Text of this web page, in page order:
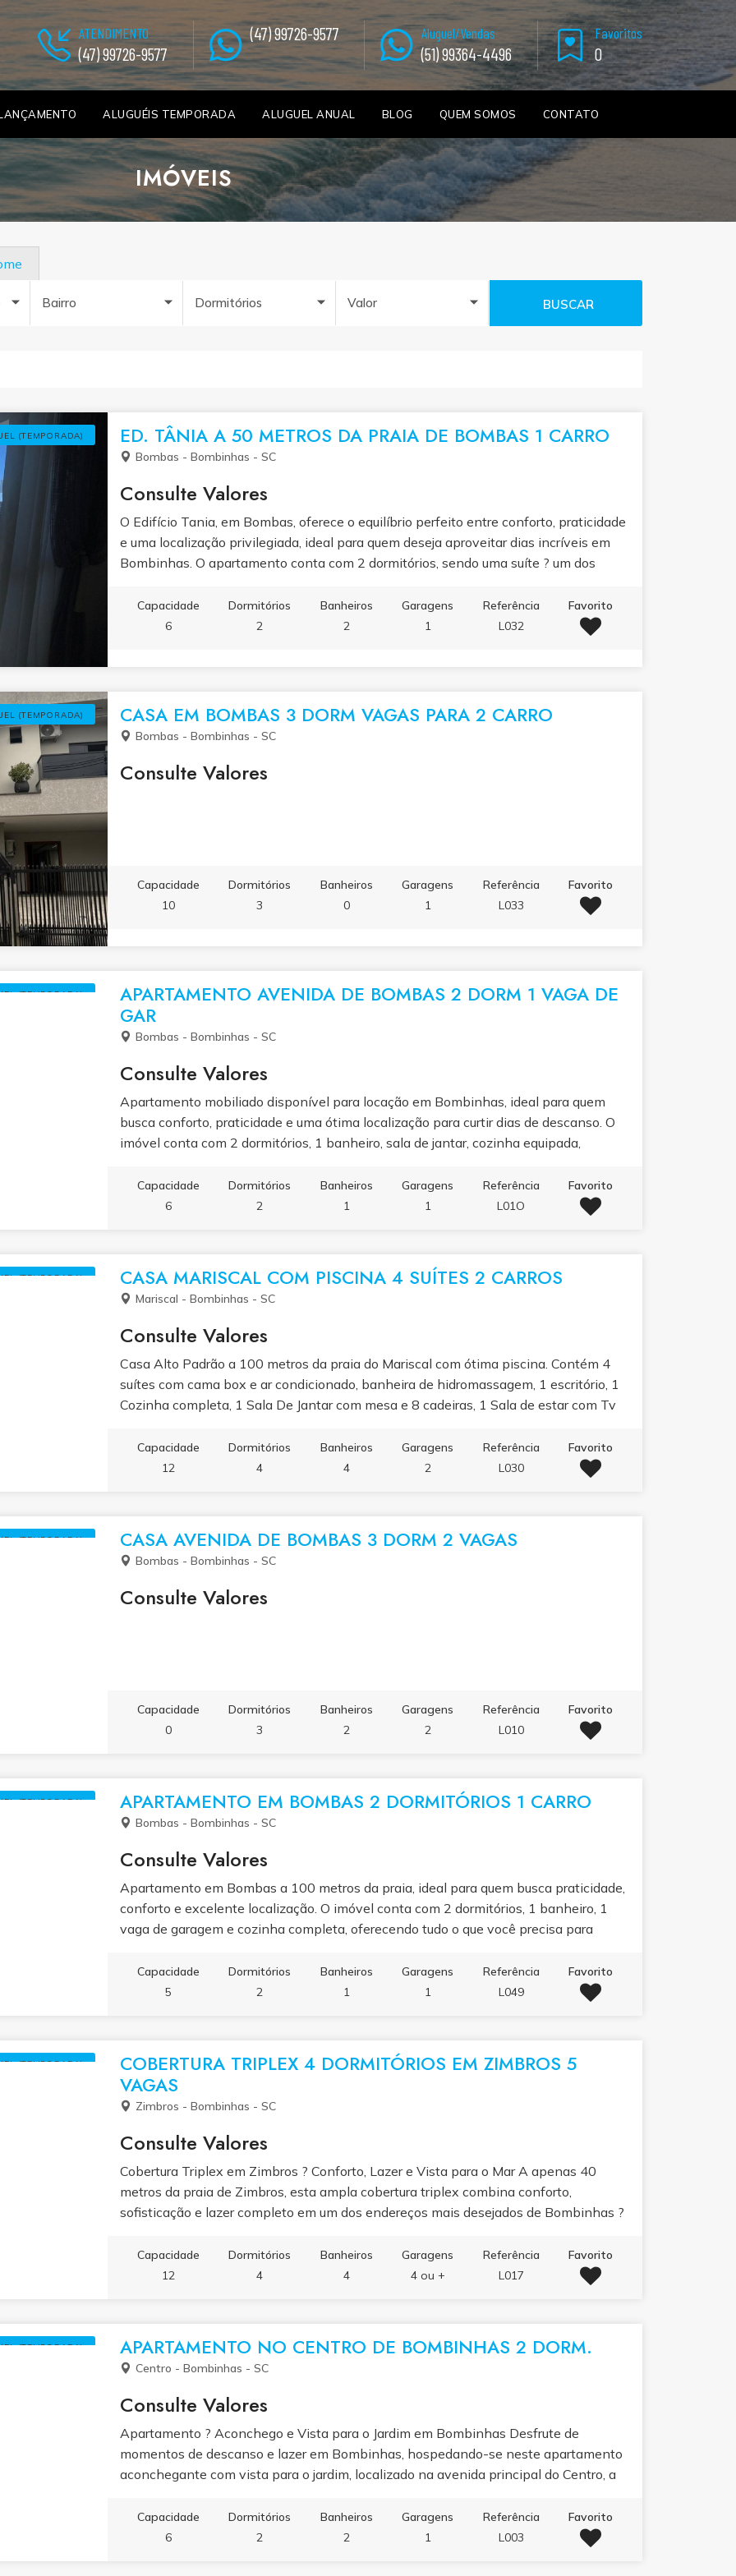
ATENDIMENTO
(47) 99726-9577
(47) 99726-9577 Aluguel/Vendas
(51) 99364-4496
Favoritos
0
ALUGUÉIS TEMPORADA ALUGUEL ANUAL BLOG QUEM SOMOS CONTATO
IMÓVEIS
Bairro Dormitórios Valor BUSCAR
(TEMPORADA) ED. TÂNIA A 50 METROS DA PRAIA DE BOMBAS 1 CARRO
Bombas - Bombinhas - SC
Consulte Valores
O Edifício Tania, em Bombas, oferece o equilíbrio perfeito entre conforto, praticidade
e uma localização privilegiada, ideal para quem deseja aproveitar dias incríveis em
Bombinhas. O apartamento conta com 2 dormitórios, sendo uma suíte ? um dos
conforto. A sala de jantar é integrada à cozinha completa, equipada com air fryer e
todos os utensílios necessários para o dia a dia. Possui ainda 2 banheiros, lavanderia
e qualidade em Bombas.
Capacidade
6
Dormitórios
2
Banheiros
2
Garagens
1
Referência
L032
Favorito
(TEMPORADA) CASA EM BOMBAS 3 DORM VAGAS PARA 2 CARRO
Bombas - Bombinhas - SC
Consulte Valores
Capacidade
10
Dormitórios
3
Banheiros
0
Garagens
1
Referência
L033
Favorito
(TEMPORADA)
APARTAMENTO AVENIDA DE BOMBAS 2 DORM 1 VAGA DE
GAR
Bombas - Bombinhas - SC
Consulte Valores
Apartamento mobiliado disponível para locação em Bombinhas, ideal para quem
busca conforto, praticidade e uma ótima localização para curtir dias de descanso. O
imóvel conta com 2 dormitórios, 1 banheiro, sala de jantar, cozinha equipada,
pessoas. Entre em contato para mais informações, disponibilidade e valores.
Capacidade
6
Dormitórios
2
Banheiros
1
Garagens
1
Referência
L01O
Favorito
(TEMPORADA) CASA MARISCAL COM PISCINA 4 SUÍTES 2 CARROS
Mariscal - Bombinhas - SC
Consulte Valores
Casa Alto Padrão a 100 metros da praia do Mariscal com ótima piscina. Contém 4
suítes com cama box e ar condicionado, banheira de hidromassagem, 1 escritório, 1
Cozinha completa, 1 Sala De Jantar com mesa e 8 cadeiras, 1 Sala de estar com Tv
Maquina de Lavar e Secar, 1 Lavabo, 1 churrasqueira e freezer, garagem para 2
carros. Internet Wi-Fi e sistema de monitoramento nas áreas externas e alarme na
Capacidade
12
Dormitórios
4
Banheiros
4
Garagens
2
Referência
L030
Favorito
(TEMPORADA) CASA AVENIDA DE BOMBAS 3 DORM 2 VAGAS
Bombas - Bombinhas - SC
Consulte Valores
Capacidade
0
Dormitórios
3
Banheiros
2
Garagens
2
Referência
L010
Favorito
(TEMPORADA) APARTAMENTO EM BOMBAS 2 DORMITÓRIOS 1 CARRO
Bombas - Bombinhas - SC
Consulte Valores
Apartamento em Bombas a 100 metros da praia, ideal para quem busca praticidade,
conforto e excelente localização. O imóvel conta com 2 dormitórios, 1 banheiro, 1
vaga de garagem e cozinha completa, oferecendo tudo o que você precisa para
geral, proporciona facilidade no dia a dia e mais comodidade para aproveitar o
melhor de Bombinhas, com a praia a poucos passos de distância.
Capacidade
5
Dormitórios
2
Banheiros
1
Garagens
1
Referência
L049
Favorito
(TEMPORADA)
COBERTURA TRIPLEX 4 DORMITÓRIOS EM ZIMBROS 5
VAGAS
Zimbros - Bombinhas - SC
Consulte Valores
Cobertura Triplex em Zimbros ? Conforto, Lazer e Vista para o Mar A apenas 40
metros da praia de Zimbros, esta ampla cobertura triplex combina conforto,
sofisticação e lazer completo em um dos endereços mais desejados de Bombinhas ?
hidromassagem e uma com closet, além de salas integradas, cozinha equipada e
área gourmet com churrasqueira. Para momentos de relaxamento, a cobertura
Capacidade
12
Dormitórios
4
Banheiros
4
Garagens
4 ou +
Referência
L017
Favorito
(TEMPORADA) APARTAMENTO NO CENTRO DE BOMBINHAS 2 DORM.
Centro - Bombinhas - SC
Consulte Valores
Apartamento ? Aconchego e Vista para o Jardim em Bombinhas Desfrute de
momentos de descanso e lazer em Bombinhas, hospedando-se neste apartamento
aconchegante com vista para o jardim, localizado na avenida principal do Centro, a
Praia da Sepultura. Situado em condomínio fechado, o imóvel oferece segurança,
conforto e praticidade, ideal para famílias que desejam aproveitar o melhor do litoral
Capacidade
6
Dormitórios
2
Banheiros
2
Garagens
1
Referência
L003
Favorito